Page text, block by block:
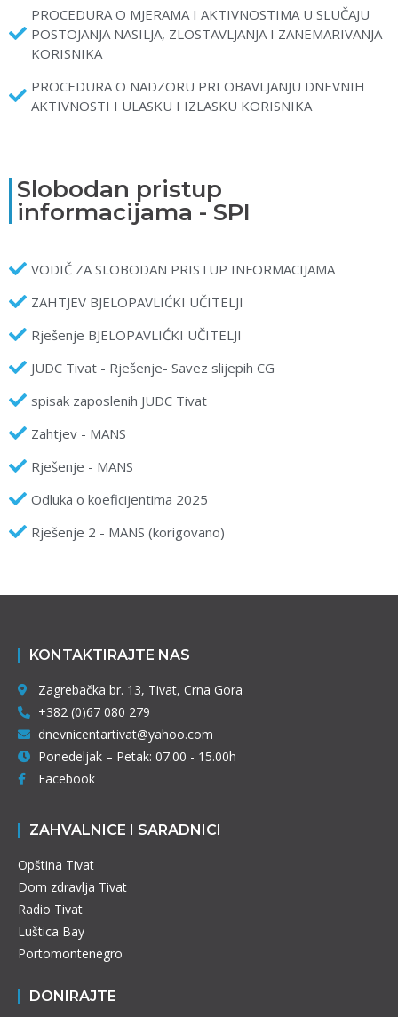
PROCEDURA O MJERAMA I AKTIVNOSTIMA U SLUČAJU
POSTOJANJA NASILJA, ZLOSTAVLJANJA I ZANEMARIVANJA
KORISNIKA
PROCEDURA O NADZORU PRI OBAVLJANJU DNEVNIH
AKTIVNOSTI I ULASKU I IZLASKU KORISNIKA
Slobodan pristup
informacijama - SPI
VODIČ ZA SLOBODAN PRISTUP INFORMACIJAMA
ZAHTJEV BJELOPAVLIĆKI UČITELJI
Rješenje BJELOPAVLIĆKI UČITELJI
JUDC Tivat - Rješenje- Savez slijepih CG
spisak zaposlenih JUDC Tivat
Zahtjev - MANS
Rješenje - MANS
Odluka o koeficijentima 2025
Rješenje 2 - MANS (korigovano)
KONTAKTIRAJTE NAS
Zagrebačka br. 13, Tivat, Crna Gora
+382 (0)67 080 279
dnevnicentartivat@yahoo.com
Ponedeljak – Petak: 07.00 - 15.00h
Facebook
ZAHVALNICE I SARADNICI
Opština Tivat
Dom zdravlja Tivat
Radio Tivat
Luštica Bay
Portomontenegro
DONIRAJTE